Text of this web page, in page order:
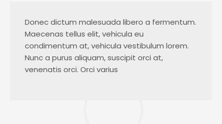
Donec dictum malesuada libero a fermentum.
Maecenas tellus elit, vehicula eu
condimentum at, vehicula vestibulum lorem.
Nunc a purus aliquam, suscipit orci at,
venenatis orci. Orci varius